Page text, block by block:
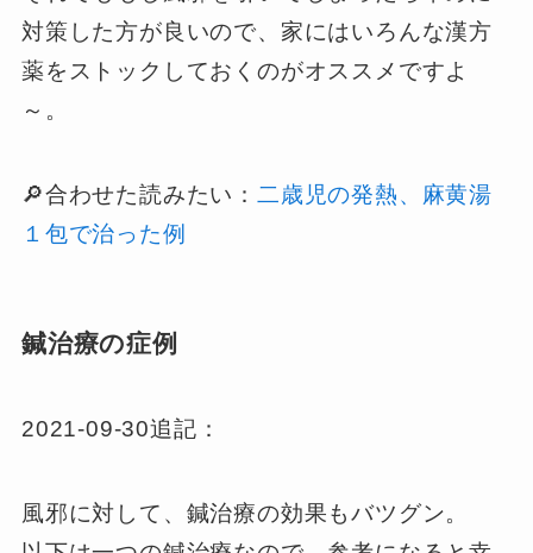
対策した方が良いので、家にはいろんな漢方
薬をストックしておくのがオススメですよ
～。
🔎合わせた読みたい： 二歳児の発熱、麻黄湯
１包で治った例
鍼治療の症例
2021-09-30追記：
風邪に対して、鍼治療の効果もバツグン。